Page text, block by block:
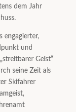
dem Jahr
engagierter,
und
Geist“
seine Zeit als
Skifahrer